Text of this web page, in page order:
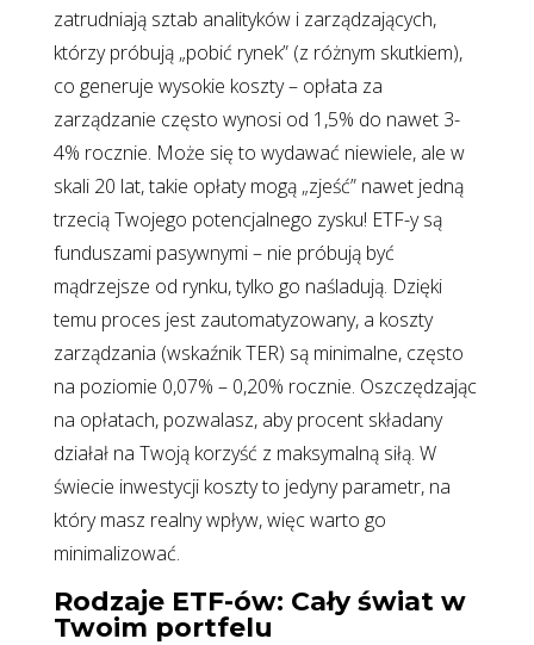
zatrudniają sztab analityków i zarządzających,
którzy próbują „pobić rynek” (z różnym skutkiem),
co generuje wysokie koszty – opłata za
zarządzanie często wynosi od 1,5% do nawet 3-
4% rocznie. Może się to wydawać niewiele, ale w
skali 20 lat, takie opłaty mogą „zjeść” nawet jedną
trzecią Twojego potencjalnego zysku! ETF-y są
funduszami pasywnymi – nie próbują być
mądrzejsze od rynku, tylko go naśladują. Dzięki
temu proces jest zautomatyzowany, a koszty
zarządzania (wskaźnik TER) są minimalne, często
na poziomie 0,07% – 0,20% rocznie. Oszczędzając
na opłatach, pozwalasz, aby procent składany
działał na Twoją korzyść z maksymalną siłą. W
świecie inwestycji koszty to jedyny parametr, na
który masz realny wpływ, więc warto go
minimalizować.
Rodzaje ETF-ów: Cały świat w
Twoim portfelu